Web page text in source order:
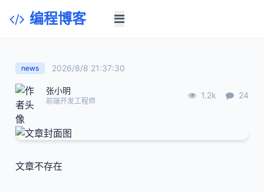
编程博客
news 2026/8/8 21:37:30
张小明
前端开发工程师
1.2k 24
文章不存在